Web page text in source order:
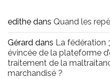
edithe dans Quand les
Gérard dans La fédération
évincée de la plateforme
traitement de la
marchandisé ?